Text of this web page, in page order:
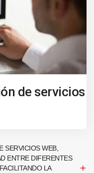
de servicios
SERVICIOS WEB,
ENTRE DIFERENTES
LA